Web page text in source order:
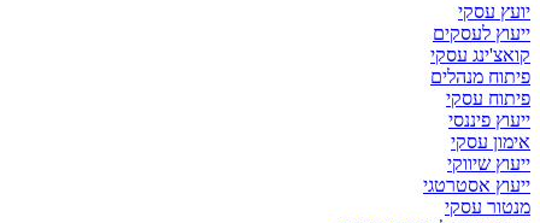
יועץ עסקי
ייעוץ לעסקים
קואצ'ינג עסקי
פיתוח מנהלים
פיתוח עסקי
ייעוץ פיננסי
אימון עסקי
ייעוץ שיווקי
ייעוץ אסטרטגי
מנטור עסקי